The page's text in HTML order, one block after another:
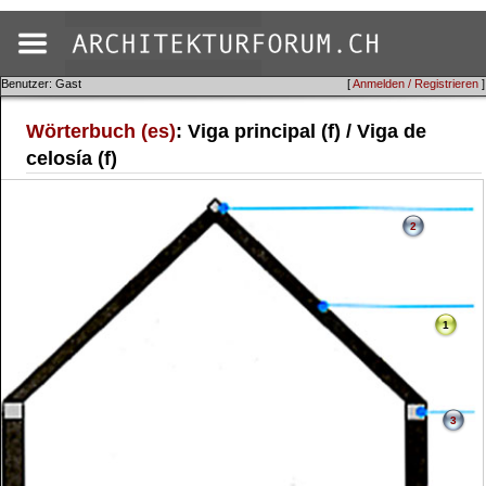
[Anmelden / Registrieren ]
Benutzer: Gast
Wörterbuch (es): Viga principal (f) / Viga de
celosía (f)
1
2
3